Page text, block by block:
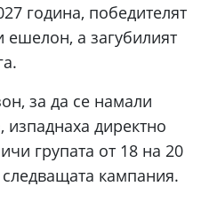
година, победителят
а загубилият
за да се намали
директно
групата от 18 на 20
кампания.